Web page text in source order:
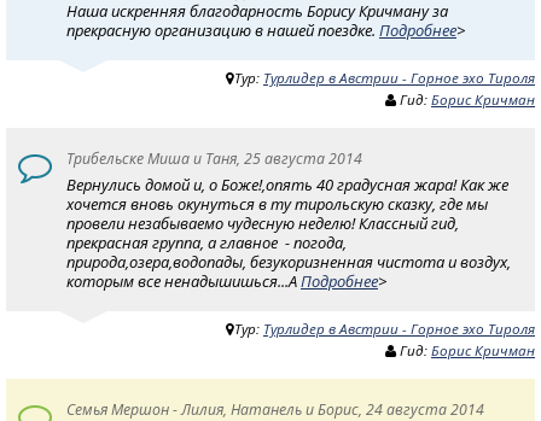
Наша искренняя благодарность Борису Кричману за
прекрасную организацию в нашей поездке. Подробнее>
Тур: Турлидер в Австрии - Горное эхо Тироля
Гид: Борис Кричман
Трибельске Миша и Таня, 25 августа 2014
Вернулись домой и, о Боже!,опять 40 градусная жара! Как же
хочется вновь окунуться в ту тирольскую сказку, где мы
провели незабываемо чудесную неделю! Классный гид,
прекрасная группа, а главное - погода,
природа,озера,водопады, безукоризненная чистота и воздух,
которым все ненадышишься...АПодробнее>
Тур: Турлидер в Австрии - Горное эхо Тироля
Гид: Борис Кричман
Семья Мершон - Лилия, Натанель и Борис, 24 августа 2014